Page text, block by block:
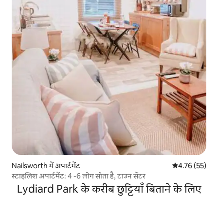
Nailsworth में अपार्टमेंट औसत रेटिंग 5 में
4.76 (55)
स्टाइलिश अपार्टमेंट: 4 -6 लोग सोता है, टाउन सेंटर
Lydiard Park के करीब छुट्टियाँ बिताने के लिए